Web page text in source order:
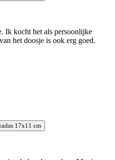
Ik kocht het als persoonlijke
het doosje is ook erg goed.
17x11 cm